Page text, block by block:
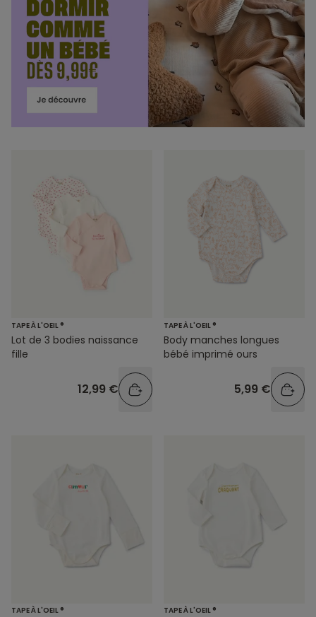
TAPE À L'OEIL ®
Lot de 3 bodies naissance
fille
12,99 €
TAPE À L'OEIL ®
Body manches longues
bébé imprimé ours
5,99 €
TAPE À L'OEIL ® TAPE À L'OEIL ®